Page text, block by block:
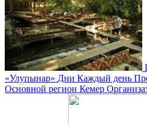
«Улупынар» Дни Каждый день
Основной регион Кемер